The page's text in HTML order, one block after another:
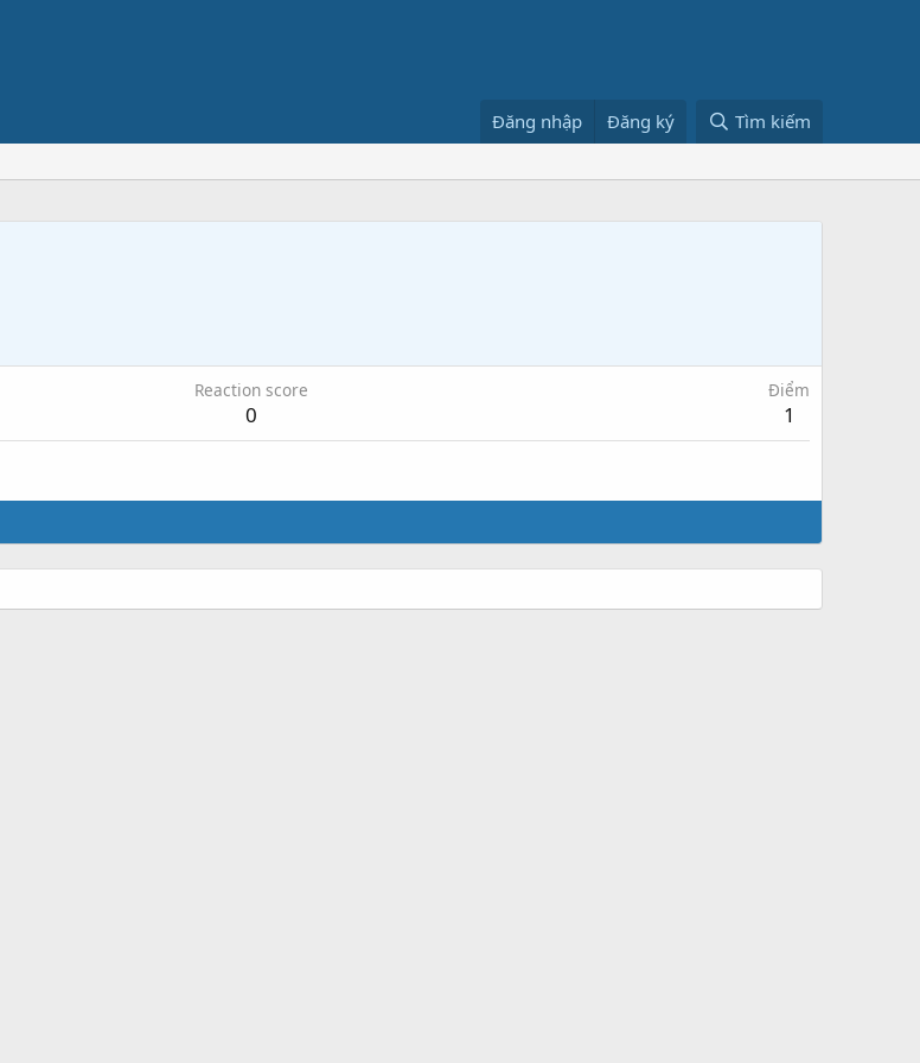
Đăng nhập Đăng ký Tìm kiếm
Reaction score
0
Điểm
1